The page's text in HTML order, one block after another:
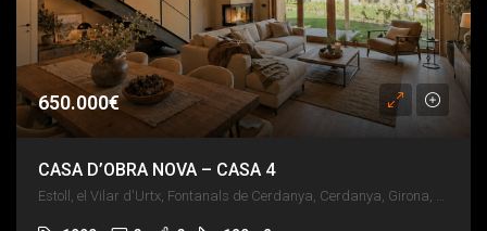
650.000€
CASA D’OBRA NOVA – CASA 4
Estoll, el Vilar d'Urtx, Fontanals de Cerdanya, Cerdanya, Girona, Catalunya, 17538, España